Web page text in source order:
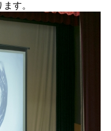
す。